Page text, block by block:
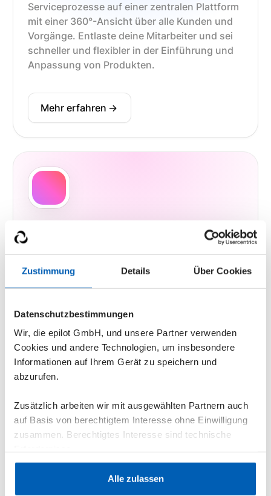
Zustimmung Details Über Cookies
Datenschutzbestimmungen
Wir, die epilot GmbH, und unsere Partner verwenden
Cookies und andere Technologien, um insbesondere
Informationen auf Ihrem Gerät zu speichern und
abzurufen.
Zusätzlich arbeiten wir mit ausgewählten Partnern auch
auf Basis von berechtigtem Interesse ohne Einwilligung
zusammen. Berechtigtes Interesse sind technische
Datenschutzerklärung·Impressum
Alle zulassen
Serviceprozesse auf einer zentralen Plattform
mit einer 360°-Ansicht über alle Kunden und
Vorgänge. Entlaste deine Mitarbeiter und sei
schneller und flexibler in der Einführung und
Anpassung von Produkten.
Mehr erfahren ->
Halte gesetzliche Vorgaben ein und optimiere
deine Prozesse mit einem zentralen
Netzportal. Erfasse Anträge digital,
Installateuren und anderen Marktpartnern in
einer Software zusammen.
Mehr erfahren